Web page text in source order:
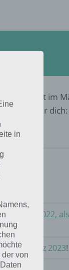
Welt im
Lösung für dich:
im März 2022,
im März 2023!
in
von